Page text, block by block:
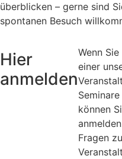
überblicken – gerne sind
spontanen Besuch
Hier
anmelden
Wenn
einer
können
Fragen